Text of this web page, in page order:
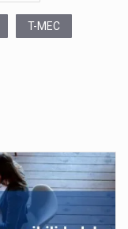
T-MEC